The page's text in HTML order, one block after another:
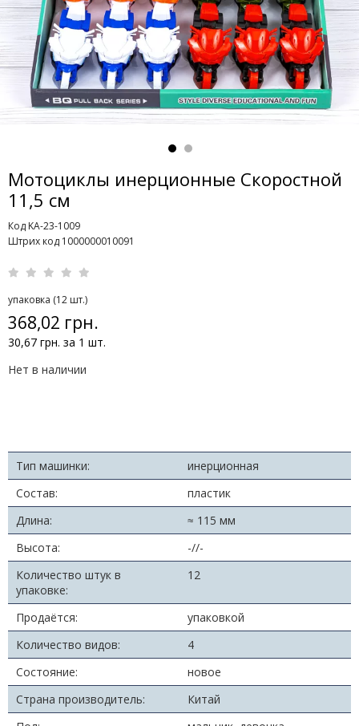
Мотоциклы инерционные Скоростной
11,5 см
Код KA-23-1009
Штрих код 1000000010091
упаковка (12 шт.)
368,02 грн.
30,67 грн. за 1 шт.
Нет в наличии
Тип машинки:
инерционная
Состав:
пластик
Длина:
≈ 115 мм
Высота:
-//-
Количество штук в
упаковке:
12
Продаётся:
упаковкой
Количество видов:
4
Состояние:
новое
Страна производитель:
Китай